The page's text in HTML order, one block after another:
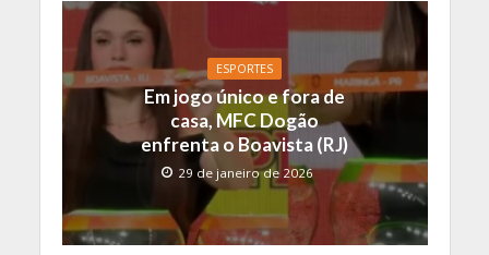
ESPORTES
Em jogo único e fora de
casa, MFC Dogão
enfrenta o Boavista (RJ)
29 de janeiro de 2026